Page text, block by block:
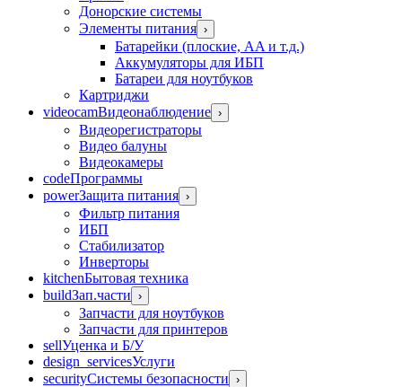
Донорские системы
Элементы питания ›
Батарейки (плоские, AA и т.д.)
Аккумуляторы для ИБП
Батареи для ноутбуков
Картриджи
videocamВидеонаблюдение ›
Видеорегистраторы
Видео балуны
Видеокамеры
codeПрограммы
powerЗащита питания ›
Фильтр питания
ИБП
Стабилизатор
Инверторы
kitchenБытовая техника
buildЗап.части ›
Запчасти для ноутбуков
Запчасти для принтеров
sellУценка и Б/У
design_servicesУслуги
securityСистемы безопасности ›